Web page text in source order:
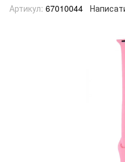
Артикул: 67010044